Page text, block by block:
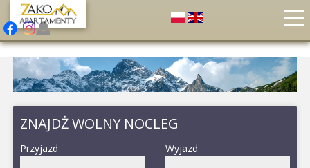
ZNAJDŻ WOLNY NOCLEG
Przyjazd Wyjazd